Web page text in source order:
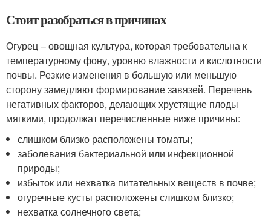
Стоит разобраться в причинах
Огурец – овощная культура, которая требовательна к
температурному фону, уровню влажности и кислотности
почвы. Резкие изменения в большую или меньшую
сторону замедляют формирование завязей. Перечень
негативных факторов, делающих хрустящие плоды
мягкими, продолжат перечисленные ниже причины:
слишком близко расположены томаты;
заболевания бактериальной или инфекционной
природы;
избыток или нехватка питательных веществ в почве;
огуречные кусты расположены слишком близко;
нехватка солнечного света;